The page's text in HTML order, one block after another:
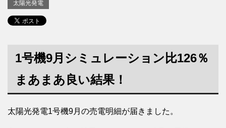
太陽光発電
1号機9月シミュレーション比126％
まあまあ良い結果！
太陽光発電1号機9月の売電明細が届きました。